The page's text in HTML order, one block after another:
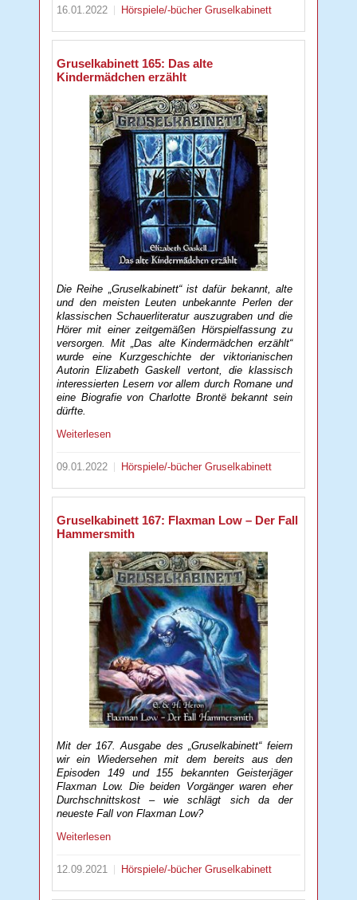
16.01.2022 Hörspiele/-bücherGruselkabinett
Gruselkabinett 165: Das alte
Kindermädchen erzählt
Die Reihe „Gruselkabinett“ ist dafür bekannt, alte
und den meisten Leuten unbekannte Perlen der
klassischen Schauerliteratur auszugraben und die
Hörer mit einer zeitgemäßen Hörspielfassung zu
versorgen. Mit „Das alte Kindermädchen erzählt“
wurde eine Kurzgeschichte der viktorianischen
Autorin Elizabeth Gaskell vertont, die klassisch
interessierten Lesern vor allem durch Romane und
eine Biografie von Charlotte Brontë bekannt sein
dürfte.
Weiterlesen
09.01.2022 Hörspiele/-bücherGruselkabinett
Gruselkabinett 167: Flaxman Low – Der Fall
Hammersmith
Mit der 167. Ausgabe des „Gruselkabinett“ feiern
wir ein Wiedersehen mit dem bereits aus den
Episoden 149 und 155 bekannten Geisterjäger
Flaxman Low. Die beiden Vorgänger waren eher
Durchschnittskost – wie schlägt sich da der
neueste Fall von Flaxman Low?
Weiterlesen
12.09.2021 Hörspiele/-bücherGruselkabinett